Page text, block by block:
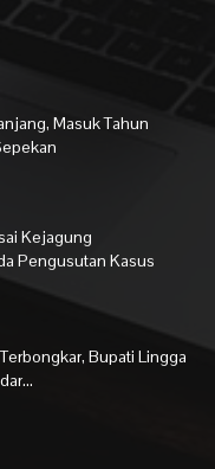
Masuk Tahun
Kejagung
Pengusutan Kasus
Bupati Lingga